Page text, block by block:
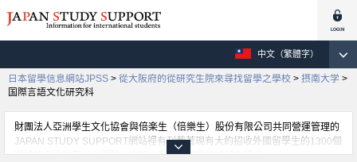
中文（繁體字）
日本留學信息網站JPSS > 從大阪府的從研究生院來尋找留學之學校 > 摂南大学 >
国際言語文化研究科
財團法人亞洲學生文化協會與倍楽生（倍樂生）股份有限公司共同營運管理的
JAPAN STUDY SUPPORT網站裡有刊載著現有大約招收外國留學生的1300個
學校的大學學部、大學院、短期大學、專門學校的招生訊息。